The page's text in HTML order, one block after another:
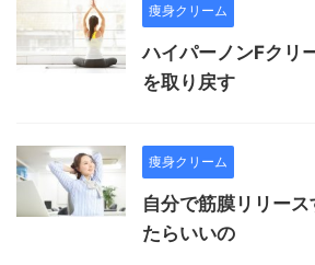
痩身クリーム
ハイパーノンFクリ
を取り戻す
痩身クリーム
自分で筋膜リリー
たらいいの